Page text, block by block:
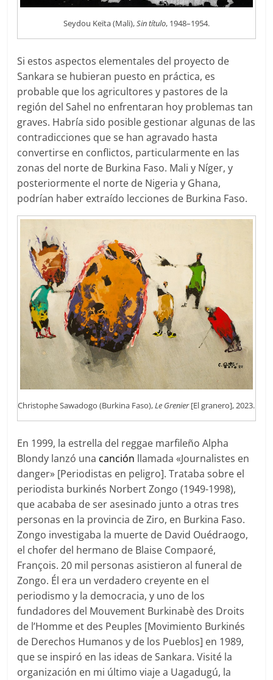
Seydou Keïta (Mali),Sin título, 1948–1954.
Si estos aspectos elementales del proyecto de
Sankara se hubieran puesto en práctica, es
probable que los agricultores y pastores de la
región del Sahel no enfrentaran hoy problemas tan
graves. Habría sido posible gestionar algunas de las
contradicciones que se han agravado hasta
convertirse en conflictos, particularmente en las
zonas del norte de Burkina Faso. Mali y Níger, y
posteriormente el norte de Nigeria y Ghana,
podrían haber extraído lecciones de Burkina Faso.
Christophe Sawadogo (Burkina Faso),Le Grenier[El granero], 2023.
En 1999, la estrella del reggae marfileño Alpha
Blondy lanzó una canción llamada «Journalistes en
danger» [Periodistas en peligro]. Trataba sobre el
periodista burkinés Norbert Zongo (1949-1998),
que acababa de ser asesinado junto a otras tres
personas en la provincia de Ziro, en Burkina Faso.
Zongo investigaba la muerte de David Ouédraogo,
el chofer del hermano de Blaise Compaoré,
François. 20 mil personas asistieron al funeral de
Zongo. Él era un verdadero creyente en el
periodismo y la democracia, y uno de los
fundadores del Mouvement Burkinabè des Droits
de l’Homme et des Peuples [Movimiento Burkinés
de Derechos Humanos y de los Pueblos] en 1989,
que se inspiró en las ideas de Sankara. Visité la
organización en mi último viaje a Uagadugú, la